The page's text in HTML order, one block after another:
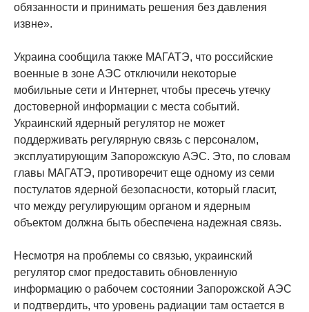
обязанности и принимать решения без давления
извне».
Украина сообщила также МАГАТЭ, что российские
военные в зоне АЭС отключили некоторые
мобильные сети и Интернет, чтобы пресечь утечку
достоверной информации с места событий.
Украинский ядерный регулятор не может
поддерживать регулярную связь с персоналом,
эксплуатирующим Запорожскую АЭС. Это, по словам
главы МАГАТЭ, противоречит еще одному из семи
постулатов ядерной безопасности, который гласит,
что между регулирующим органом и ядерным
объектом должна быть обеспечена надежная связь.
Несмотря на проблемы со связью, украинский
регулятор смог предоставить обновленную
информацию о рабочем состоянии Запорожской АЭС
и подтвердить, что уровень радиации там остается в